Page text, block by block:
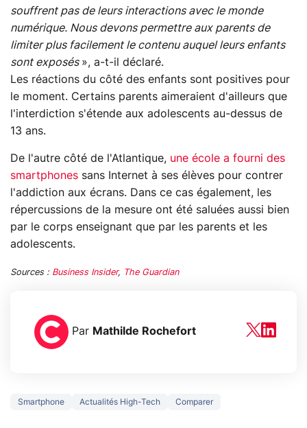
souffrent pas de leurs interactions avec le monde
numérique. Nous devons permettre aux parents de
limiter plus facilement le contenu auquel leurs enfants
sont exposés », a-t-il déclaré.
Les réactions du côté des enfants sont positives pour
le moment. Certains parents aimeraient d'ailleurs que
l'interdiction s'étende aux adolescents au-dessus de
13 ans.
De l'autre côté de l'Atlantique, une école a fourni des
smartphones sans Internet à ses élèves pour contrer
l'addiction aux écrans. Dans ce cas également, les
répercussions de la mesure ont été saluées aussi bien
par le corps enseignant que par les parents et les
adolescents.
Sources : Business Insider, The Guardian
Par Mathilde Rochefort
Smartphone Actualités High-Tech Comparer
3 écrans en 1 pour